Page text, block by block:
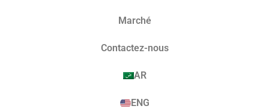
Marché​
Contactez-nous
AR
ENG